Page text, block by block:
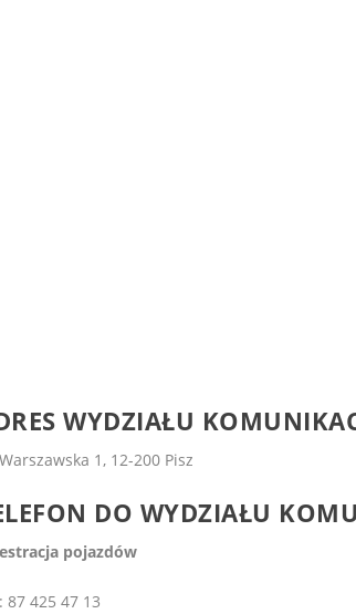
WYDZIAŁU
1, 12-200 Pisz
DO WYDZIAŁU
pojazdów
87 425 47 13